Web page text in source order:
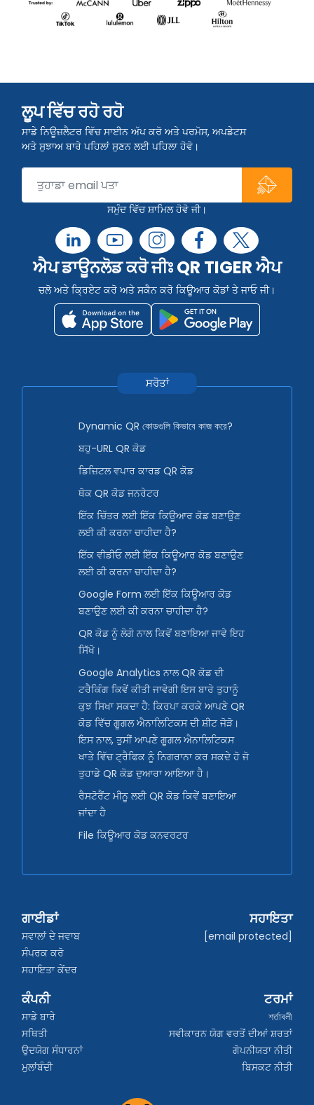
ਲੂਪ ਵਿੱਚ ਰਹੋ ਰਹੋ
ਸਾਡੇ ਨਿਊਜ਼ਲੈਟਰ ਵਿੱਚ ਸਾਈਨ ਅੱਪ ਕਰੋ ਅਤੇ ਪਰਮੋਸ, ਅਪਡੇਟਸ
ਅਤੇ ਸੁਝਾਅ ਬਾਰੇ ਪਹਿਲਾਂ ਸੁਣਨ ਲਈ ਪਹਿਲਾ ਹੋਵੋ।
ਸਮੁੰਦ ਵਿੱਚ ਸ਼ਾਮਿਲ ਹੋਵੋ ਜੀ।
ਐਪ ਡਾਊਨਲੋਡ ਕਰੋ ਜੀਃ QR TIGER ਐਪ
ਚਲੋ ਅਤੇ ਕ੍ਰਿਏਟ ਕਰੋ ਅਤੇ ਸਕੈਨ ਕਰੋ ਕਿਊਆਰ ਕੋਡਾਂ ਤੇ ਜਾਓ ਜੀ।
ਸਰੋਤਾਂ
Dynamic QR কোডগুলি কিভাবে কাজ করে?
ਬਹੁ-URL QR ਕੋਡ
ਡਿਜ਼ਿਟਲ ਵਪਾਰ ਕਾਰਡ QR ਕੋਡ
ਥੋਕ QR ਕੋਡ ਜਨਰੇਟਰ
ਇੱਕ ਚਿੱਤਰ ਲਈ ਇੱਕ ਕਿਊਆਰ ਕੋਡ ਬਣਾਉਣ
ਲਈ ਕੀ ਕਰਨਾ ਚਾਹੀਦਾ ਹੈ?
ਇੱਕ ਵੀਡੀਓ ਲਈ ਇੱਕ ਕਿਊਆਰ ਕੋਡ ਬਣਾਉਣ
ਲਈ ਕੀ ਕਰਨਾ ਚਾਹੀਦਾ ਹੈ?
Google Form ਲਈ ਇੱਕ ਕਿਊਆਰ ਕੋਡ
ਬਣਾਉਣ ਲਈ ਕੀ ਕਰਨਾ ਚਾਹੀਦਾ ਹੈ?
QR ਕੋਡ ਨੂੰ ਲੋਗੋ ਨਾਲ ਕਿਵੇਂ ਬਣਾਇਆ ਜਾਵੇ ਇਹ
ਸਿੱਖੋ।
Google Analytics ਨਾਲ QR ਕੋਡ ਦੀ
ਟਰੈਕਿੰਗ ਕਿਵੇਂ ਕੀਤੀ ਜਾਵੇਗੀ ਇਸ ਬਾਰੇ ਤੁਹਾਨੂੰ
ਕੁਝ ਸਿਖਾ ਸਕਦਾ ਹੈ: ਕਿਰਪਾ ਕਰਕੇ ਆਪਣੇ QR
ਕੋਡ ਵਿੱਚ ਗੂਗਲ ਐਨਾਲਿਟਿਕਸ ਦੀ ਸ਼ੀਟ ਜੋੜੋ।
ਇਸ ਨਾਲ, ਤੁਸੀਂ ਆਪਣੇ ਗੂਗਲ ਐਨਾਲਿਟਿਕਸ
ਖਾਤੇ ਵਿੱਚ ਟ੍ਰੈਫਿਕ ਨੂੰ ਨਿਗਰਾਨਾ ਕਰ ਸਕਦੇ ਹੋ ਜੋ
ਤੁਹਾਡੇ QR ਕੋਡ ਦੁਆਰਾ ਆਇਆ ਹੈ।
ਰੈਸਟੋਰੈਂਟ ਮੀਨੂ ਲਈ QR ਕੋਡ ਕਿਵੇਂ ਬਣਾਇਆ
ਜਾਂਦਾ ਹੈ
File ਕਿਊਆਰ ਕੋਡ ਕਨਵਰਟਰ
ਗਾਈਡਾਂ
ਸਵਾਲਾਂ ਦੇ ਜਵਾਬ
ਸੰਪਰਕ ਕਰੋ
ਸਹਾਇਤਾ ਕੇਂਦਰ
ਸਹਾਇਤਾ
[email protected]
ਕੰਪਨੀ
ਸਾਡੇ ਬਾਰੇ
ਸਥਿਤੀ
ਉਦਯੋਗ ਸੰਧਾਰਨਾਂ
ਮੁਲਾਂਬੰਦੀ
ਟਰਮਾਂ
শর্তাবলী
ਸਵੀਕਾਰਨ ਯੋਗ ਵਰਤੋਂ ਦੀਆਂ ਸ਼ਰਤਾਂ
ਗੋਪਨੀਯਤਾ ਨੀਤੀ
ਬਿਸਕਟ ਨੀਤੀ